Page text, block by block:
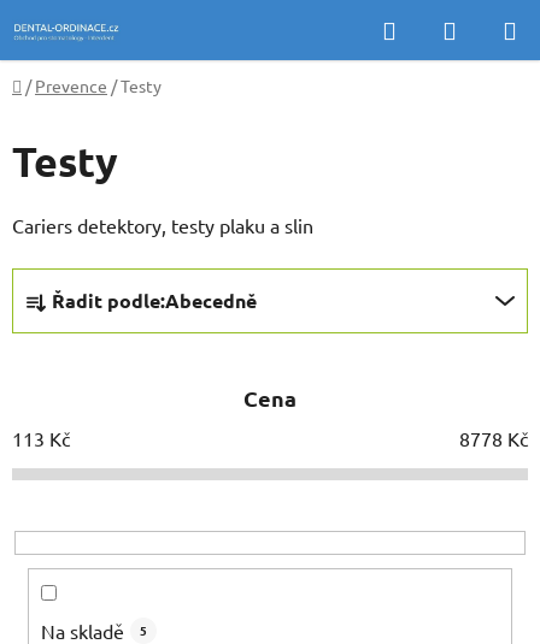
na
obsah
Hledat
KOŠÍK
Domů
/ Prevence /Testy
Testy
Cariers detektory, testy plaku a slin
z
í
p
o
d
Řadit podle:Abecedně
Cena
113 Kč 8778 Kč
Na skladě 5